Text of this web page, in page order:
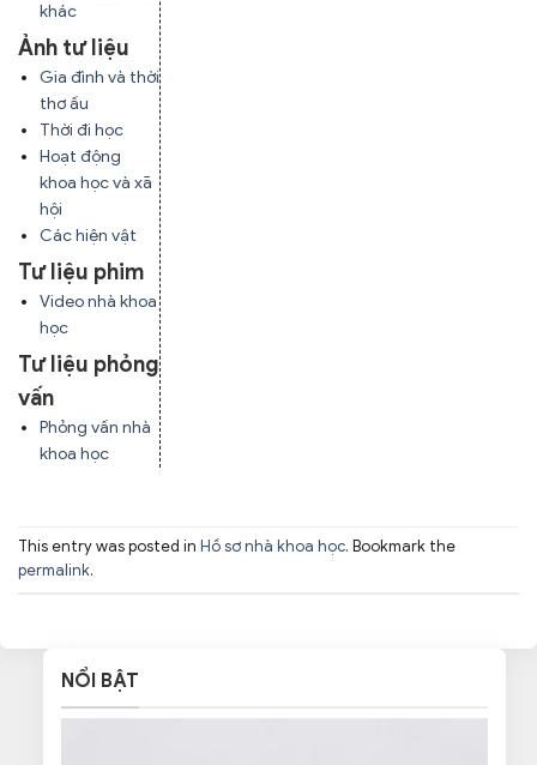
khác
Ảnh tư liệu
Gia đình và thời
thơ ấu
Thời đi học
Hoạt động
khoa học và xã
hội
Các hiện vật
Tư liệu phim
Video nhà khoa
học
Tư liệu phỏng
vấn
Phỏng vấn nhà
khoa học
This entry was posted in Hồ sơ nhà khoa học. Bookmark the
permalink.
NỔI BẬT